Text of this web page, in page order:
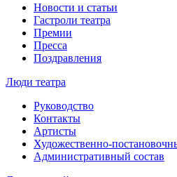
Новости и статьи
Гастроли театра
Премии
Пресса
Поздравления
Люди театра
Руководство
Контакты
Артисты
Художественно-
Административный состав